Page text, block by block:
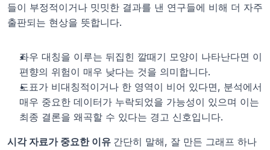
들이 부정적이거나 밋밋한 결과를 낸 연구들에 비해 더 자주
출판되는 현상을 뜻합니다.
좌우 대칭을 이루는 뒤집힌 깔때기 모양이 나타난다면 이
편향의 위험이 매우 낮다는 것을 의미합니다.
도표가 비대칭적이거나 한 영역이 비어 있다면, 분석에서
매우 중요한 데이터가 누락되었을 가능성이 있으며 이는
최종 결론을 왜곡할 수 있다는 경고 신호입니다.
시각 자료가 중요한 이유 간단히 말해, 잘 만든 그래프 하나